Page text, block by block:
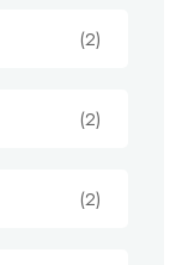
(2)
(2)
(2)